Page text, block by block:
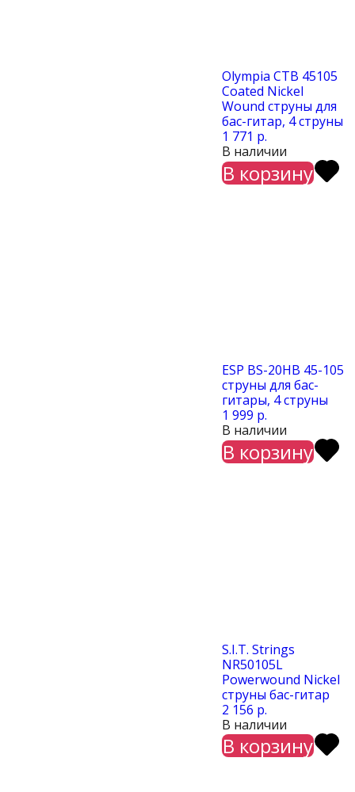
Olympia CTB 45105
Coated Nickel
Wound струны для
бас-гитар, 4 струны
1 771 р.
В наличии
В корзину
ESP BS-20HB 45-105
струны для бас-
гитары, 4 струны
1 999 р.
В наличии
В корзину
S.I.T. Strings
NR50105L
Powerwound Nickel
струны бас-гитар
2 156 р.
В наличии
В корзину